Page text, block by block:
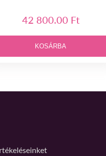
42 800.00 Ft
KOSÁRBA